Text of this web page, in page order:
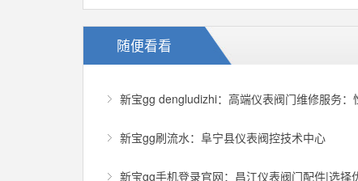
随便看看
新宝gg dengludizhi：高端仪表阀门维修服务：
新宝gg刷流水：阜宁县仪表阀控技术中心
新宝gg手机登录官网：昌江仪表阀门配件|选择